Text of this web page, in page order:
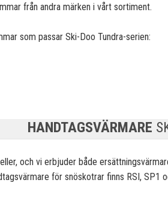
från andra märken i vårt sortiment.
som passar Ski-Doo Tundra-serien:
HANDTAGSVÄRMARE
och vi erbjuder både
för snöskotrar finns RSI, SP1